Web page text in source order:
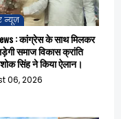
न्यूज़
: कांग्रेस के साथ मिलकर
समाज विकास क्रांति
सिंह ने किया ऐलान।
06, 2026